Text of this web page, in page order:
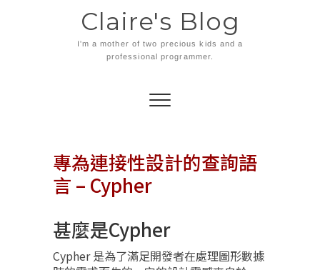
Claire's Blog
I'm a mother of two precious kids and a
professional programmer.
專為連接性設計的查詢語
言 – Cypher
甚麼是Cypher
Cypher 是為了滿足開發者在處理圖形數據